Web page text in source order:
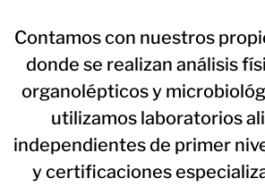
Contamos con nuestros
donde se realizan análisis
organolépticos y
utilizamos laboratorios
independientes de primer
y certificaciones